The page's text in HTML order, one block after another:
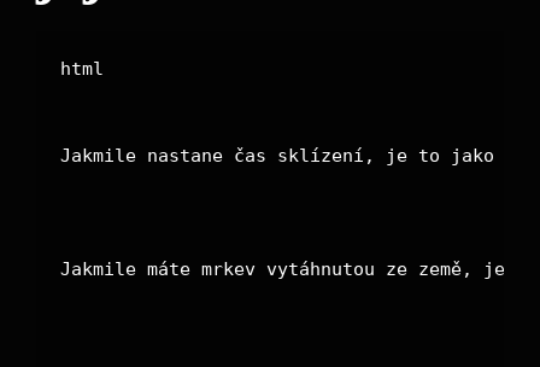
Jakmile nastane čas sklízení, je to jako
Jakmile máte mrkev vytáhnutou ze země,